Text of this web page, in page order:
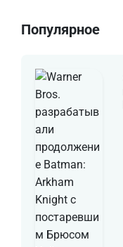
Популярное